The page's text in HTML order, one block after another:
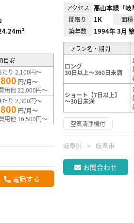
目安
たり 2,100円～
円/月～
用他 22,000円～
たり 2,300円～
円/月～
用他 16,500円～
電話する
アクセス 高山本線「岐
間取り 1K 面積
築年数 1994年 3月
プラン名・期間
ロング
30日以上～360日未満
ショート【7日以上】
～30日未満
空気清浄機付
岐阜県 岐阜市
お問合わせ